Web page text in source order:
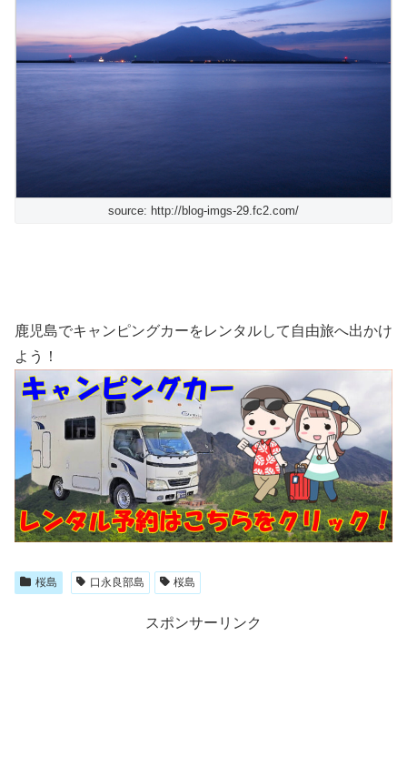
source: http://blog-imgs-29.fc2.com/
鹿児島でキャンピングカーをレンタルして自由旅へ出かけ
よう！
桜島 口永良部島 桜島
スポンサーリンク